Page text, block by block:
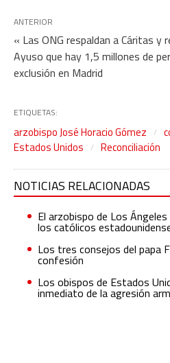
ANTERIOR
« Las ONG respaldan a Cáritas y
Ayuso que hay 1,5 millones de
exclusión en Madrid
ETIQUETAS:
arzobispo José Horacio Gómez
Estados Unidos
Reconciliación
NOTICIAS RELACIONADAS
El arzobispo de Los
los católicos
Los tres consejos del papa
confesión
Los obispos de Estados
inmediato de la agresión